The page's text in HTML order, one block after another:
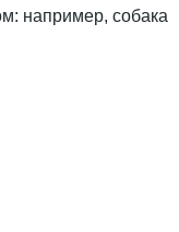
например, собака